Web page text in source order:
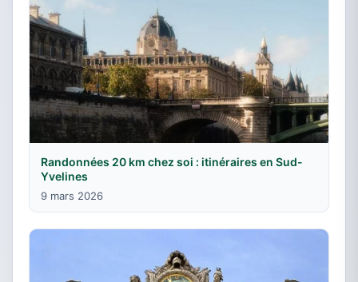
Randonnées 20 km chez soi : itinéraires en Sud-
Yvelines
9 mars 2026